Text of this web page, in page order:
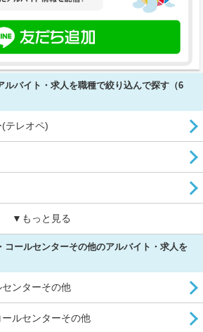
ルバイト・求人を職種で絞り込んで探す（6
テレオペ)
▼もっと見る
コールセンターその他のアルバイト・求人を
ンターその他
ルセンターその他